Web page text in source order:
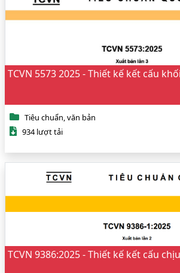
TCVN 5573 2025 - Thiết kế kết cấu
Tiêu chuẩn, văn bản
934 lượt tải
TCVN 9386:2025 - Thiết kế kết cấu